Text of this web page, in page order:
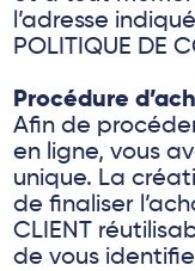
l’adresse
POLITIQUE DE
Procédure
Afin de
en ligne, vous
unique. La
de finaliser
CLIENT
de vous